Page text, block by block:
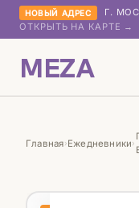
НОВЫЙ АДРЕС Г.
ОТКРЫТЬ НА КАРТЕ →
MEZA
Главная›Ежедневники›